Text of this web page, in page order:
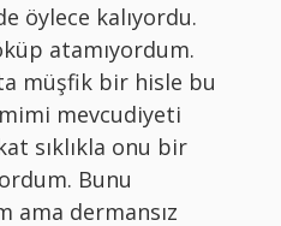
öylece kalıyordu.
atamıyordum.
müşfik bir hisle bu
mevcudiyeti
sıklıkla onu bir
Bunu
ama dermansız